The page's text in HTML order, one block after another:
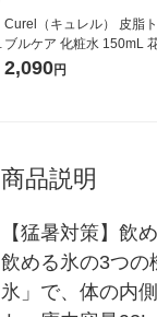
Curel（キュレル） 皮脂
ブルケア 化粧水 150mL
王 敏感肌 化粧水
2,090円
商品説明
【猛暑対策】飲
飲める氷の3つの
氷」で、体の内